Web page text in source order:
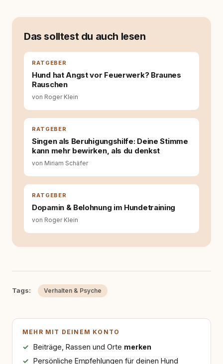
moderner Hundeerziehung
entsteht echte Bindung dort, wo Verständnis
Wissen ersetzt – nicht umgekehrt. Aus dieser
Entwicklung entstand rundum.dog – ein
Wissens- und Serviceportal für
und der Schweiz. Meine Überzeugung:
Tierschutz beginnt mit Wissen. Wer seinen
Hund versteht, trifft bessere Entscheidungen –
für ein Zusammenleben, das beiden guttut.
Das solltest du auch lesen
RATGEBER
Hund hat Angst vor Feuerwerk? Braunes
Rauschen
von Roger Klein
RATGEBER
Singen als Beruhigungshilfe: Deine Stimme
kann mehr bewirken, als du denkst
von Miriam Schäfer
RATGEBER
Dopamin & Belohnung im Hundetraining
von Roger Klein
Tags: Verhalten & Psyche
MEHR MIT DEINEM KONTO
Beiträge, Rassen und Orte merken
Persönliche Empfehlungen für deinen Hund